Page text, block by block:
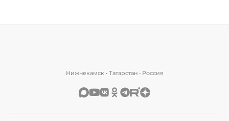
Нижнекамск • Татарстан • Россия